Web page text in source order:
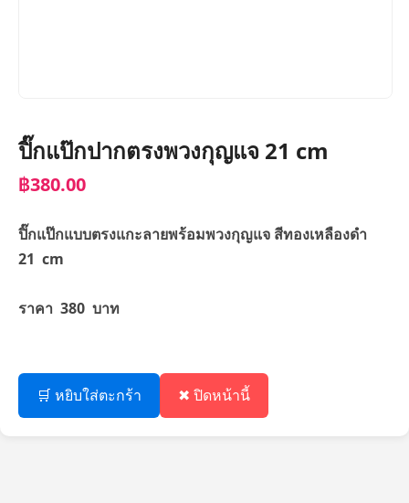
ปิ๊กแป๊กปากตรงพวงกุญแจ 21 cm
฿380.00
ปิ๊กแป๊กแบบตรงแกะลายพร้อมพวงกุญแจ สีทองเหลืองดำ
21 cm
ราคา 380 บาท
🛒 หยิบใส่ตะกร้า ✖ ปิดหน้านี้